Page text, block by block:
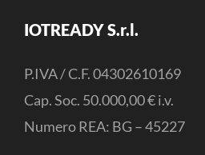
IOTREADY S.r.l.
P.IVA / C.F. 04302610169
Cap. Soc. 50.000,00 € i.v.
Numero REA: BG – 45227